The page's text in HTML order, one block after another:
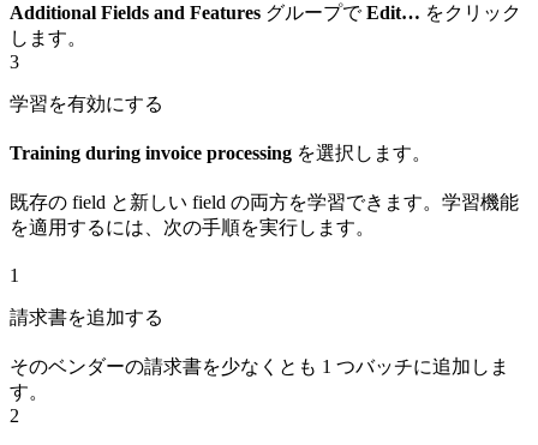
Additional Fields and Features グループでEdit… をクリック
します。
3
学習を有効にする
Training during invoice processing を選択します。
既存の field と新しい field の両方を学習できます。学習機能
を適用するには、次の手順を実行します。
1
請求書を追加する
そのベンダーの請求書を少なくとも 1 つバッチに追加しま
す。
2